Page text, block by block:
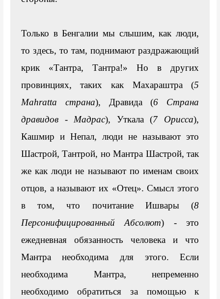
Только в Бенгалии мы слышим, как люди,
то здесь, то там, поднимают раздражающий
крик «Тантра, Тантра!» Но в других
провинциях, таких как Махараштра (5
Mahratta страна), Дравида (6 Страна
дравидов - Мадрас), Уткала (7 Орисса),
Кашмир и Непал, люди не называют это
Шастрой, Тантрой, но Мантра Шастрой, так
же как люди не называют по именам своих
отцов, а называют их «Отец». Смысл этого
в том, что почитание Ишвары (8
Персонифицированный Абсолют) - это
ежедневная обязанность человека и что
Мантра необходима для этого. Если
необходима Мантра, непременно
необходимо обратиться за помощью к